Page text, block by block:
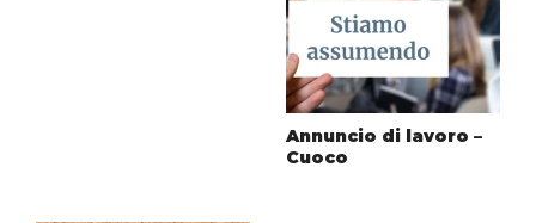
Annuncio di lavoro –
Cuoco